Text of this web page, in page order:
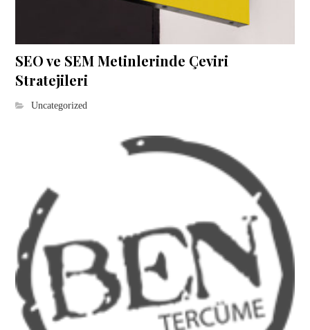
SEO ve SEM Metinlerinde Çeviri
Stratejileri
Uncategorized